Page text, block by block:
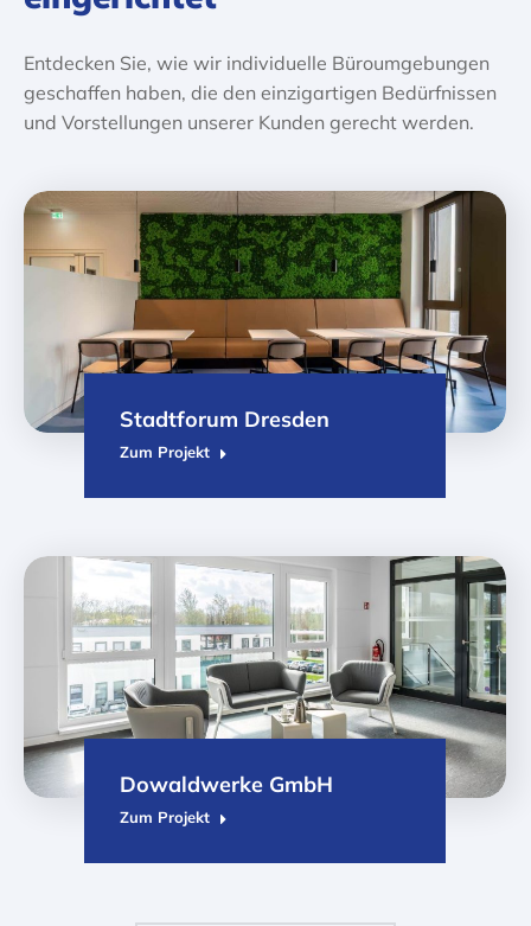
Entdecken Sie, wie wir individuelle Büroumgebungen
geschaffen haben, die den einzigartigen Bedürfnissen
und Vorstellungen unserer Kunden gerecht werden.
Stadtforum Dresden
Zum Projekt
Dowaldwerke GmbH
Zum Projekt